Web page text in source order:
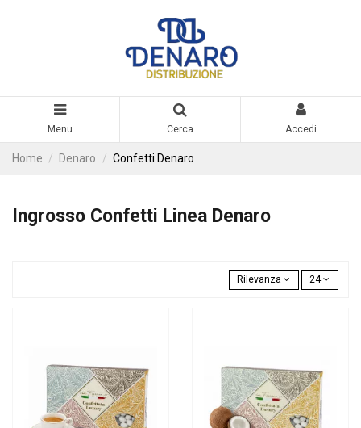
Menu Cerca Accedi
Home Denaro Confetti Denaro
Ingrosso Confetti Linea Denaro
Rilevanza 24